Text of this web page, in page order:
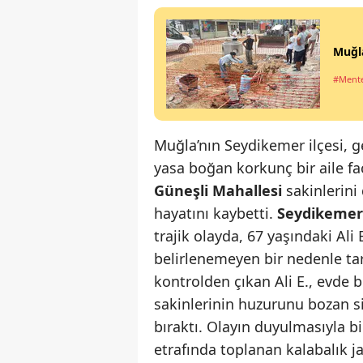
Muğla’nın Seydikemer
yasa boğan korkunç bir aile
Güneşli Mahallesi sakinlerini
hayatını kaybetti.
trajik olayda, 67 yaşındaki Ali
belirlenemeyen bir nedenle
kontrolden çıkan Ali E., evde
sakinlerinin huzurunu bozan
bıraktı. Olayın
etrafında toplanan kalabalık